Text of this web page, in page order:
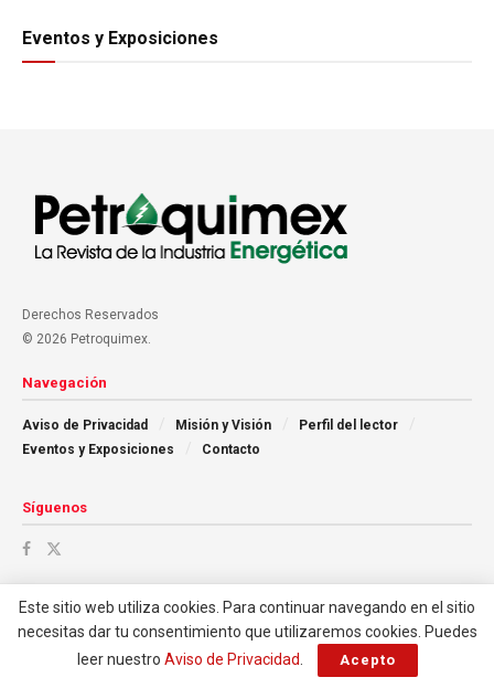
Eventos y Exposiciones
Derechos Reservados
© 2026 Petroquimex.
Navegación
Aviso de Privacidad Misión y Visión
Perfil del lector
Eventos y Exposiciones
Contacto
Síguenos
Este sitio web utiliza cookies. Para continuar navegando en el sitio
necesitas dar tu consentimiento que utilizaremos cookies. Puedes
leer nuestro Aviso de Privacidad Acepto